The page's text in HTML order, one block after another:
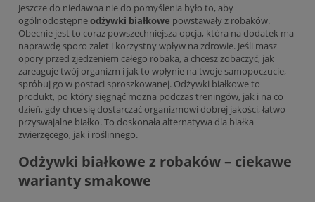
Jeszcze do niedawna nie do pomyślenia było to, aby
ogólnodostępneodżywki białkowe powstawały z robaków.
Obecnie jest to coraz powszechniejsza opcja, która na dodatek ma
naprawdę sporo zalet i korzystny wpływ na zdrowie. Jeśli masz
opory przed zjedzeniem całego robaka, a chcesz zobaczyć, jak
zareaguje twój organizm i jak to wpłynie na twoje samopoczucie,
spróbuj go w postaci sproszkowanej. Odżywki białkowe to
produkt, po który sięgnąć można podczas treningów, jak i na co
dzień, gdy chce się dostarczać organizmowi dobrej jakości, łatwo
przyswajalne białko. To doskonała alternatywa dla białka
zwierzęcego, jak i roślinnego.
Odżywki białkowe z robaków – ciekawe
warianty smakowe